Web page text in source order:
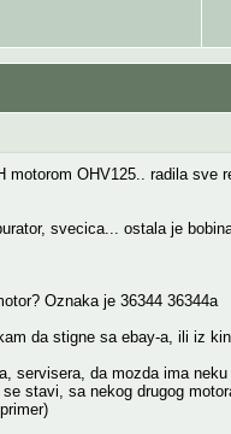
OHV125.. radila sve
svecica... ostala je
Oznaka je 36344 36344a
da stigne sa ebay-a, ili iz
servisera, da mozda ima neku
stavi, sa nekog drugog